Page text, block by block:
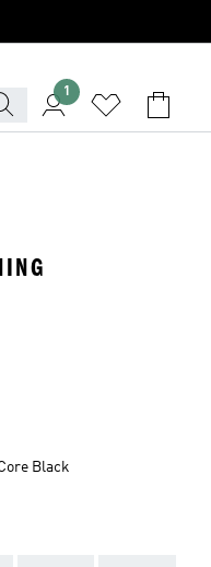
1
Black